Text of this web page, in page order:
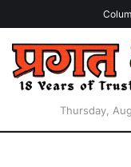
Thursday,